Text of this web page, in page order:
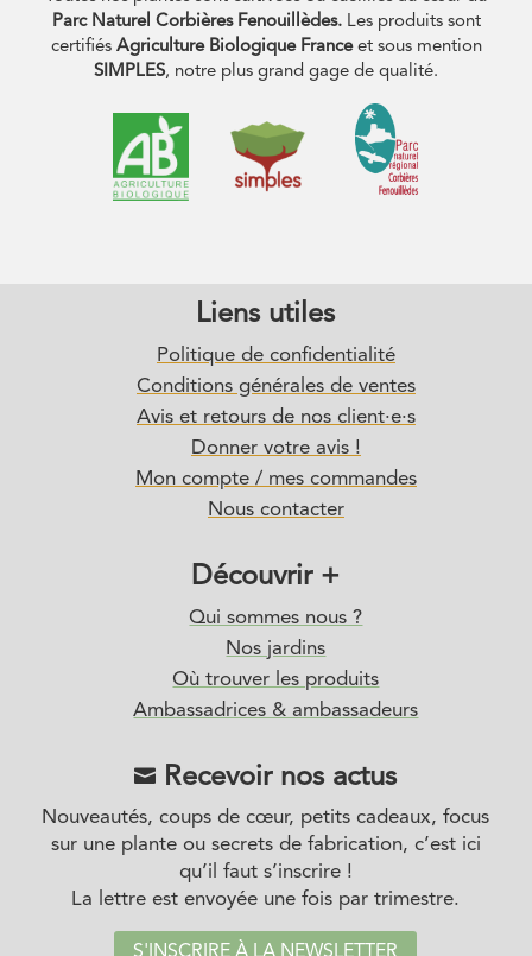
Parc Naturel Corbières Fenouillèdes.Les produits sont
certifiésAgriculture Biologique Franceet sous mention
SIMPLES, notre plus grand gage de qualité.
Liens utiles
Politique de confidentialité
Conditions générales de ventes
Avis et retours de nos client·e·s
Donner votre avis !
Mon compte / mes commandes
Nous contacter
Découvrir +
Qui sommes nous ?
Nos jardins
Où trouver les produits
Ambassadrices & ambassadeurs
 Recevoir nos actus
Nouveautés, coups de cœur, petits cadeaux, focus
sur une plante ou secrets de fabrication, c’est ici
qu’il faut s’inscrire !
La lettre est envoyée une fois par trimestre.